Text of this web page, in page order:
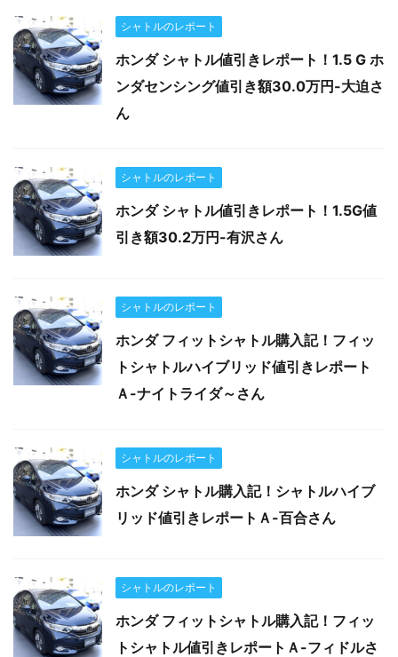
シャトルのレポート
ホンダ シャトル値引きレポート！1.5 G ホ
ンダセンシング値引き額30.0万円-大迫さ
ん
シャトルのレポート
ホンダ シャトル値引きレポート！1.5G値
引き額30.2万円-有沢さん
シャトルのレポート
ホンダ フィットシャトル購入記！フィッ
トシャトルハイブリッド値引きレポート
Ａ-ナイトライダ～さん
シャトルのレポート
ホンダ シャトル購入記！シャトルハイブ
リッド値引きレポートＡ-百合さん
シャトルのレポート
ホンダ フィットシャトル購入記！フィッ
トシャトル値引きレポートＡ-フィドルさ